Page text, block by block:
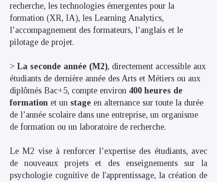
recherche, les technologies émergentes pour la
formation (XR, IA), les Learning Analytics,
l’accompagnement des formateurs, l’anglais et le
pilotage de projet.
> La seconde année (M2), directement accessible aux
étudiants de dernière année des Arts et Métiers ou aux
diplômés Bac+5, compte environ 400 heures de
formation et un stage en alternance sur toute la durée
de l’année scolaire dans une entreprise, un organisme
de formation ou un laboratoire de recherche.
Le M2 vise à renforcer l’expertise des étudiants, avec
de nouveaux projets et des enseignements sur la
psychologie cognitive de l'apprentissage, la création de